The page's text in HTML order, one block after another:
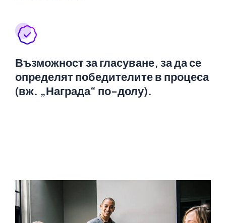
Възможност за гласуване, за да се
определят победителите в процеса
(вж. „Награда“ по-долу).